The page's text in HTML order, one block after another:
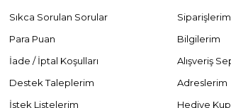
Sıkca Sorulan Sorular
Para Puan
İade / İptal Koşulları
Destek Taleplerim
İstek Listelerim
Siparişlerim
Bilgilerim
Alışveriş
Adreslerim
Hediye